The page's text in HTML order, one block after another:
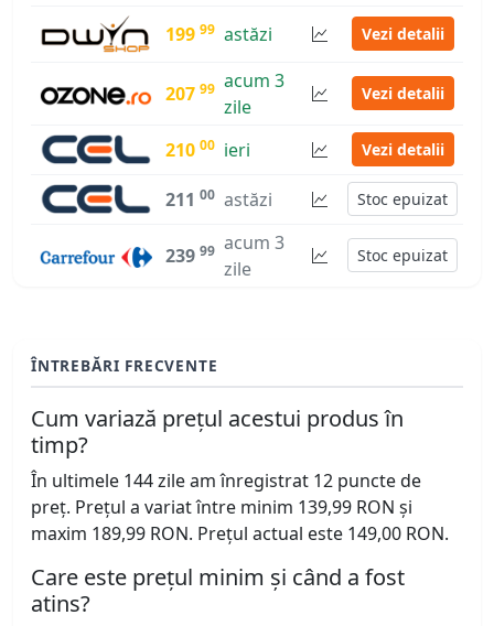
199 99 astăzi Vezi detalii
207 99 acum 3
zile
Vezi detalii
210 00 ieri Vezi detalii
211 00 astăzi Stoc epuizat
239 99 acum 3
zile
Stoc epuizat
ÎNTREBĂRI FRECVENTE
Cum variază prețul acestui produs în
timp?
În ultimele 144 zile am înregistrat 12 puncte de
preț. Prețul a variat între minim 139,99 RON și
maxim 189,99 RON. Prețul actual este 149,00 RON.
Care este prețul minim și când a fost
atins?